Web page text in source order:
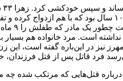
با ضربات چاقو و خفگی به قتل رساند و سپس خود را حلق‌آویز کرد. یکی از اقوام
و از نظر
است. مرد خانواده هم بسیار
این ماجرا خبردار شدیم. فرماندار رامهرز نیز در
فرد قاتل پس از قتل فرزندان،
قتل‌هایی که مرتکب شده چه